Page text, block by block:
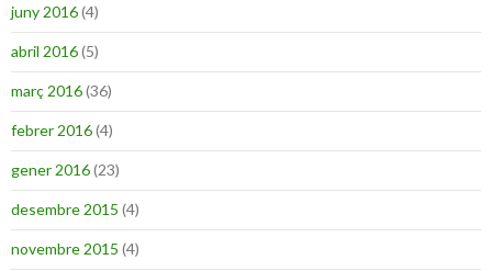
juny 2016(4)
abril 2016(5)
març 2016(36)
febrer 2016(4)
gener 2016(23)
desembre 2015 (4)
novembre 2015 (4)